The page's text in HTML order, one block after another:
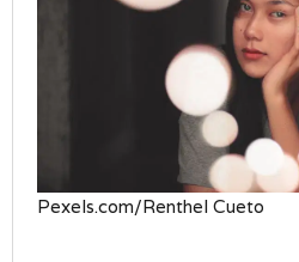
Pexels.com/Renthel Cueto